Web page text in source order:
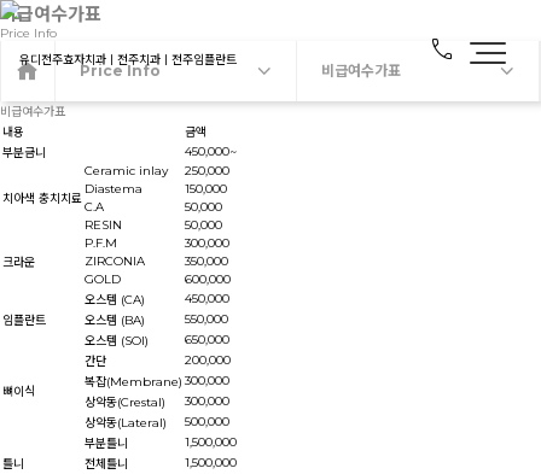
call
비급여수가표
Price Info
Price Info 비급여수가표
비급여수가표
내용
금액
부분금니
450,000~
치아색 충치치료
Ceramic inlay
250,000
Diastema
150,000
C.A
50,000
RESIN
50,000
크라운
P.F.M
300,000
ZIRCONIA
350,000
GOLD
600,000
임플란트
오스템 (CA)
450,000
오스템 (BA)
550,000
오스템 (SOI)
650,000
뼈이식
간단
200,000
복잡(Membrane) 300,000
상악동(Crestal)
300,000
상악동(Lateral)
500,000
틀니
부분틀니
1,500,000
전체틀니
1,500,000